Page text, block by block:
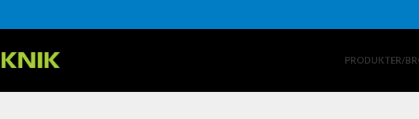
PRODUKTER/